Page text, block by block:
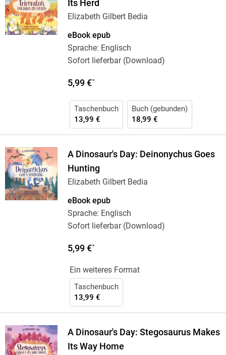
Its Herd
Elizabeth Gilbert Bedia
eBook epub
Sprache: Englisch
Sofort lieferbar (Download)
5,99 €*
Taschenbuch
13,99 €
Buch (gebunden)
18,99 €
A Dinosaur's Day: Deinonychus Goes
Hunting
Elizabeth Gilbert Bedia
eBook epub
Sprache: Englisch
Sofort lieferbar (Download)
5,99 €*
Ein weiteres Format
Taschenbuch
13,99 €
A Dinosaur's Day: Stegosaurus Makes
Its Way Home